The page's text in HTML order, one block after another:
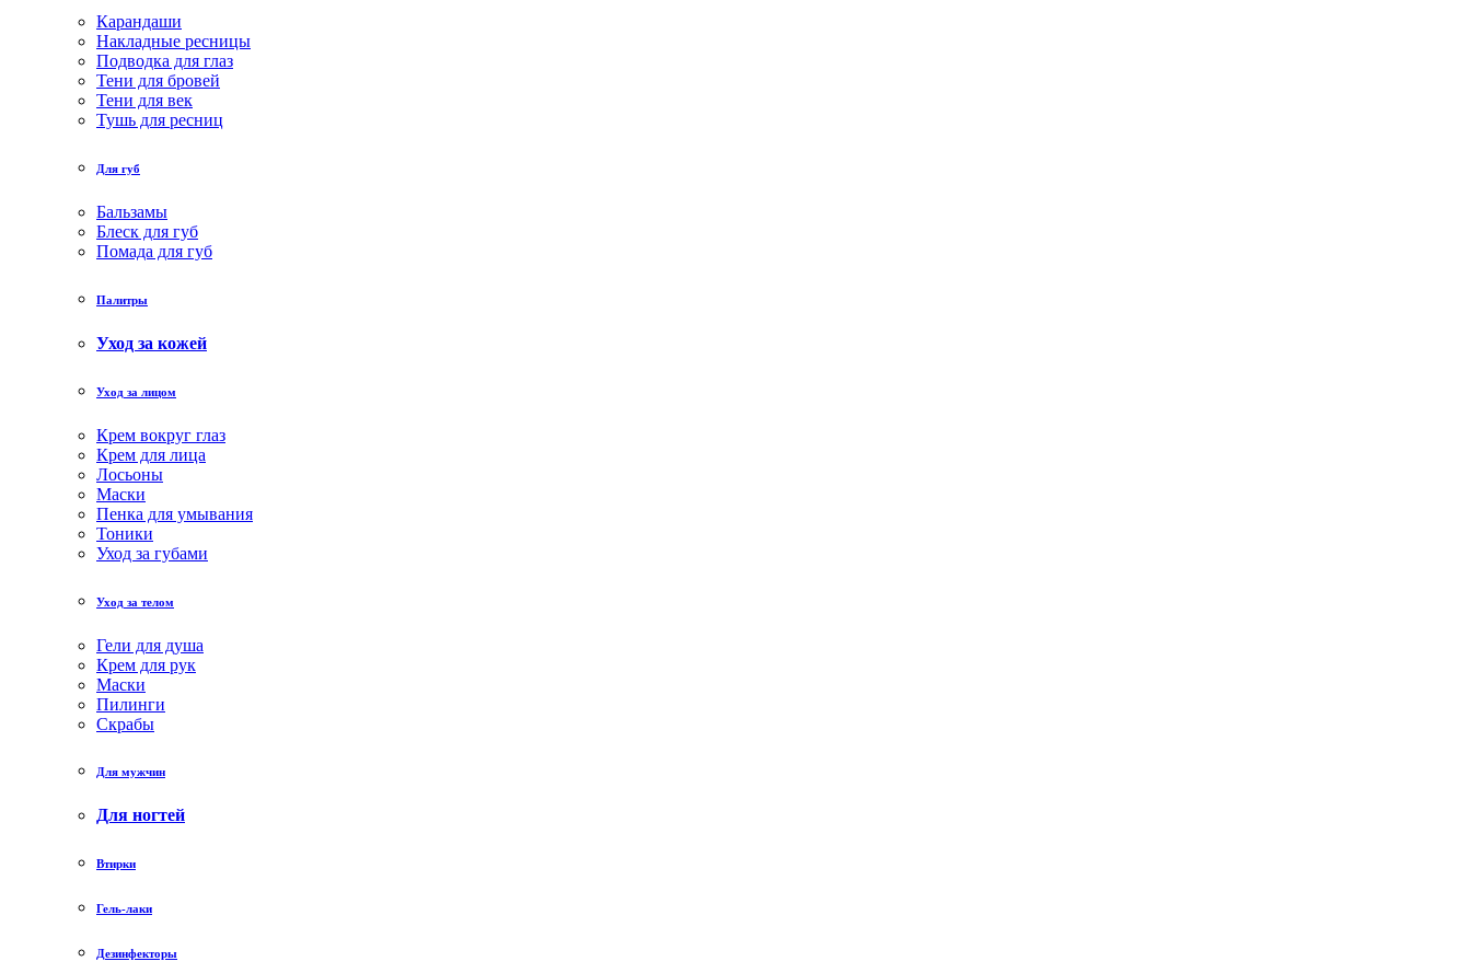
Карандаши
Накладные ресницы
Подводка для глаз
Тени для бровей
Тени для век
Тушь для ресниц
Для губ
Бальзамы
Блеск для губ
Помада для губ
Палитры
Уход за кожей
Уход за лицом
Крем вокруг глаз
Крем для лица
Лосьоны
Маски
Пенка для умывания
Тоники
Уход за губами
Уход за телом
Гели для душа
Крем для рук
Маски
Пилинги
Скрабы
Для мужчин
Для ногтей
Втирки
Гель-лаки
Дезинфекторы